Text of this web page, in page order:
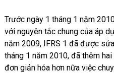
Trước ngày 1 tháng 1 năm
với nguyên tắc chung của áp
năm 2009, IFRS 1 đã được
tháng 1 năm 2010, đã thêm
đơn giản hóa hơn nữa việc